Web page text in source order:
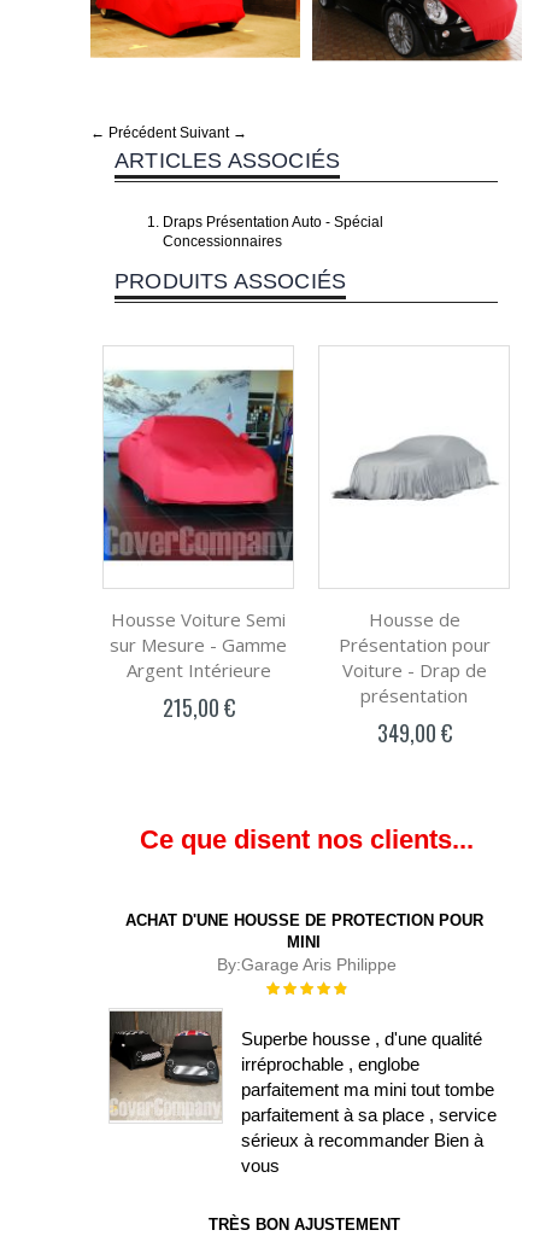
← Précédent Suivant →
ARTICLES ASSOCIÉS
Draps Présentation Auto - Spécial
Concessionnaires
PRODUITS ASSOCIÉS
Housse Voiture Semi
sur Mesure - Gamme
Argent Intérieure
215,00 €
Housse de
Présentation pour
Voiture - Drap de
présentation
349,00 €
Ce que disent nos clients...
ACHAT D'UNE HOUSSE DE PROTECTION POUR
MINI
By:Garage Aris Philippe
Évaluation :
Superbe housse , d'une qualité
irréprochable , englobe
parfaitement ma mini tout tombe
parfaitement à sa place , service
sérieux à recommander Bien à
vous
TRÈS BON AJUSTEMENT